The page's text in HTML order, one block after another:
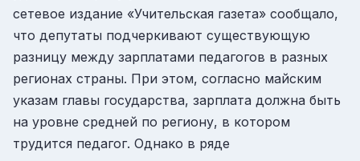
сетевое издание «Учительская газета» сообщало,
что депутаты подчеркивают существующую
разницу между зарплатами педагогов в разных
регионах страны. При этом, согласно майским
указам главы государства, зарплата должна быть
на уровне средней по региону, в котором
трудится педагог. Однако в ряде